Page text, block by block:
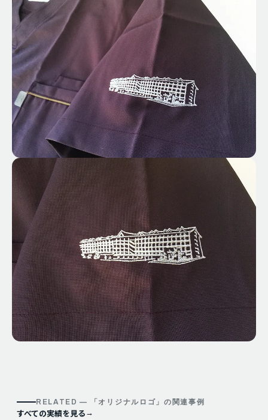
RELATED — 「 オリジナルロゴ 」の関連事例
すべての実績を見る →